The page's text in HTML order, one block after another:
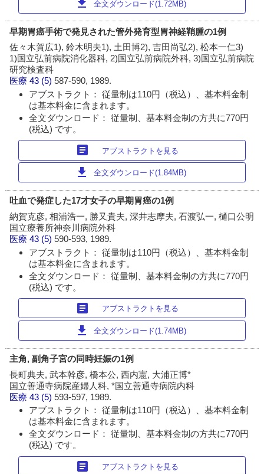
download 全文ダウンロード(1.72MB)
早期胃癌手術で発見された管外発育型胃神経鞘腫の1例
佐々木賀広1), 鈴木明夫1), 土田博2), 吉田尚弘2), 松本一仁3)
1)国立弘前病院消化器科, 2)国立弘前病院外科, 3)国立弘前病院
研究検査科
医療 43 (5)587-590, 1989.
アブストラクト： 従量制は110円（税込）、基本料金制
は基本料金に含まれます。
全文ダウンロード： 従量制、基本料金制の方共に770円
(税込) です。
article アブストラクトを見る
download 全文ダウンロード(1.84MB)
吐血で発症した17才女子の早期胃癌の1例
納賀克彦, 相浦浩一, 勝又貴夫, 深井志摩夫, 石渡弘一, 樋口公明
国立療養所神奈川病院外科
医療 43 (5)590-593, 1989.
アブストラクト： 従量制は110円（税込）、基本料金制
は基本料金に含まれます。
全文ダウンロード： 従量制、基本料金制の方共に770円
(税込) です。
article アブストラクトを見る
download 全文ダウンロード(1.74MB)
主角, 副角子宮の同時妊娠の1例
長町典夫, 武本幹彦, 橋本公, 西内憲, 大浦正博*
国立善通寺病院産婦人科, *国立善通寺病院内科
医療 43 (5)593-597, 1989.
アブストラクト： 従量制は110円（税込）、基本料金制
は基本料金に含まれます。
全文ダウンロード： 従量制、基本料金制の方共に770円
(税込) です。
article アブストラクトを見る